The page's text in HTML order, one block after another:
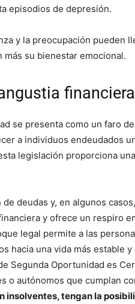
episodios de depresión.
y la preocupación pueden
más su bienestar emocional.
financiera
se presenta como un faro
a individuos endeudados
legislación proporciona
deudas y, en algunos
y ofrece un respiro
legal permite a las
hacia una vida más estable
Segunda Oportunidad es
o autónomos que cumplan
insolventes, tengan la